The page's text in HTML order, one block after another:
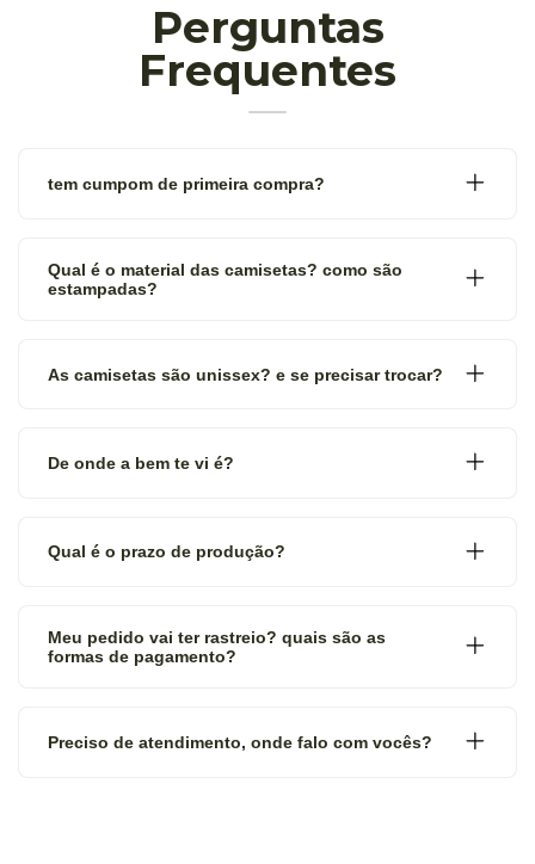
Perguntas
Frequentes
tem cumpom de primeira compra?
Qual é o material das camisetas? como são
estampadas?
As camisetas são unissex? e se precisar trocar?
De onde a bem te vi é?
Qual é o prazo de produção?
Meu pedido vai ter rastreio? quais são as
formas de pagamento?
Preciso de atendimento, onde falo com vocês?